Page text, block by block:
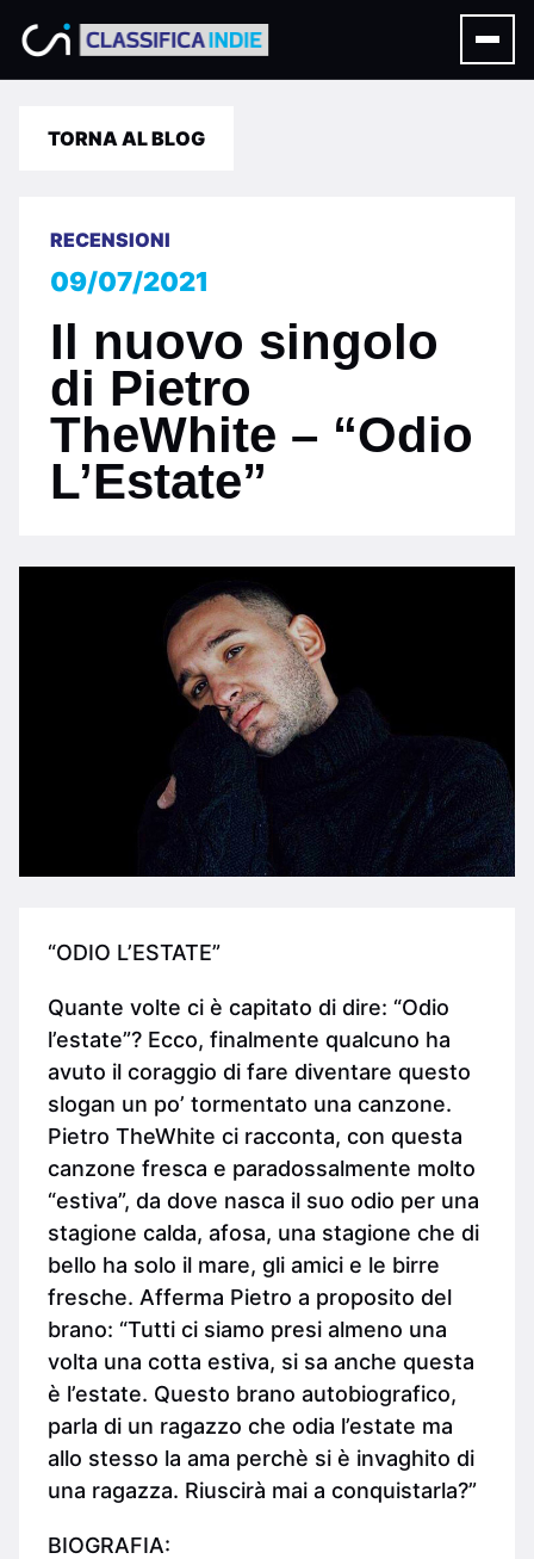
TORNA AL BLOG
RECENSIONI
09/07/2021
Il nuovo singolo
di Pietro
TheWhite – “Odio
L’Estate”
“ODIO L’ESTATE”
Quante volte ci è capitato di dire: “Odio
l’estate”? Ecco, finalmente qualcuno ha
avuto il coraggio di fare diventare questo
slogan un po’ tormentato una canzone.
Pietro TheWhite ci racconta, con questa
canzone fresca e paradossalmente molto
“estiva”, da dove nasca il suo odio per una
stagione calda, afosa, una stagione che di
bello ha solo il mare, gli amici e le birre
fresche. Afferma Pietro a proposito del
brano: “Tutti ci siamo presi almeno una
volta una cotta estiva, si sa anche questa
è l’estate. Questo brano autobiografico,
parla di un ragazzo che odia l’estate ma
allo stesso la ama perchè si è invaghito di
una ragazza. Riuscirà mai a conquistarla?”
BIOGRAFIA: